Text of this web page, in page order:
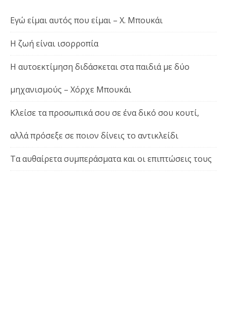
Εγώ είμαι αυτός που είμαι – Χ. Μπουκάι
Η ζωή είναι ισορροπία
Η αυτοεκτίμηση διδάσκεται στα παιδιά με δύο
μηχανισμούς – Χόρχε Μπουκάι
Κλείσε τα προσωπικά σου σε ένα δικό σου κουτί,
αλλά πρόσεξε σε ποιον δίνεις το αντικλείδι
Τα αυθαίρετα συμπεράσματα και οι επιπτώσεις τους